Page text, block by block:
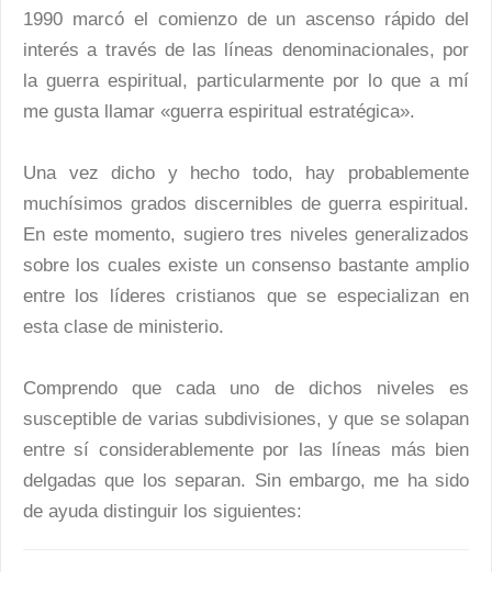
1990 marcó el comienzo de un ascenso rápido del
interés a través de las líneas denominacionales, por
la guerra espiritual, particularmente por lo que a mí
me gusta llamar «guerra espiritual estratégica».
Una vez dicho y hecho todo, hay probablemente
muchísimos grados discernibles de guerra espiritual.
En este momento, sugiero tres niveles generalizados
sobre los cuales existe un consenso bastante amplio
entre los líderes cristianos que se especializan en
esta clase de ministerio.
Comprendo que cada uno de dichos niveles es
susceptible de varias subdivisiones, y que se solapan
entre sí considerablemente por las líneas más bien
delgadas que los separan. Sin embargo, me ha sido
de ayuda distinguir los siguientes: